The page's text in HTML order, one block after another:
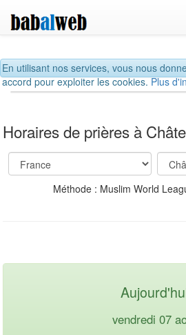
En utilisant nos services, vous nous
accord pour exploiter les cookies.Plus
Horaires de prières à
Méthode : Muslim World
vendredi 07